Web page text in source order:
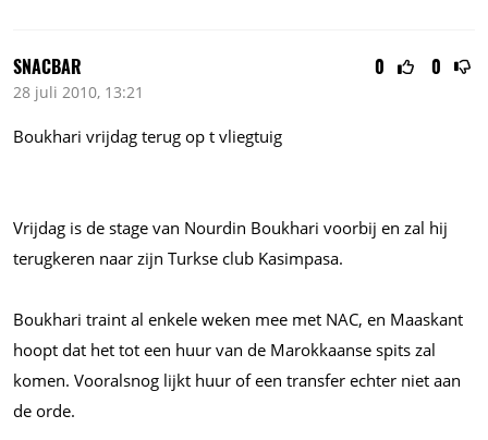
0 0
SNACBAR
28 juli 2010, 13:21
Boukhari vrijdag terug op t vliegtuig
Vrijdag is de stage van Nourdin Boukhari voorbij en zal hij
terugkeren naar zijn Turkse club Kasimpasa.
Boukhari traint al enkele weken mee met NAC, en Maaskant
hoopt dat het tot een huur van de Marokkaanse spits zal
komen. Vooralsnog lijkt huur of een transfer echter niet aan
de orde.